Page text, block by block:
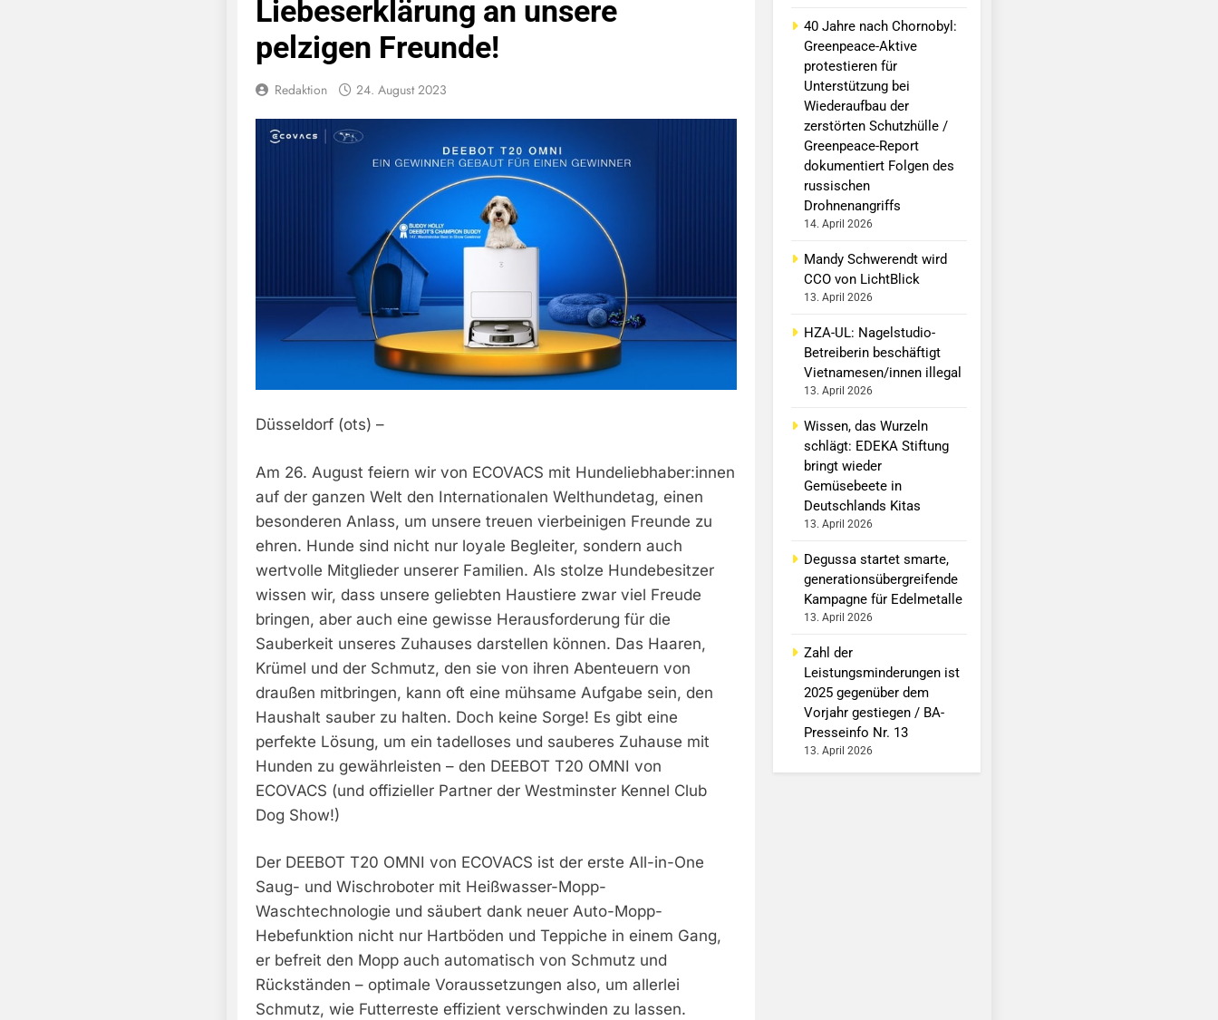
Liebeserklärung an unsere
pelzigen Freunde!
Redaktion 24. August 2023
Düsseldorf (ots) –
Am 26. August feiern wir von ECOVACS mit Hundeliebhaber:innen
auf der ganzen Welt den Internationalen Welthundetag, einen
besonderen Anlass, um unsere treuen vierbeinigen Freunde zu
ehren. Hunde sind nicht nur loyale Begleiter, sondern auch
wertvolle Mitglieder unserer Familien. Als stolze Hundebesitzer
wissen wir, dass unsere geliebten Haustiere zwar viel Freude
bringen, aber auch eine gewisse Herausforderung für die
Sauberkeit unseres Zuhauses darstellen können. Das Haaren,
Krümel und der Schmutz, den sie von ihren Abenteuern von
draußen mitbringen, kann oft eine mühsame Aufgabe sein, den
Haushalt sauber zu halten. Doch keine Sorge! Es gibt eine
perfekte Lösung, um ein tadelloses und sauberes Zuhause mit
Hunden zu gewährleisten – den DEEBOT T20 OMNI von
ECOVACS (und offizieller Partner der Westminster Kennel Club
Dog Show!)
Der DEEBOT T20 OMNI von ECOVACS ist der erste All-in-One
Saug- und Wischroboter mit Heißwasser-Mopp-
Waschtechnologie und säubert dank neuer Auto-Mopp-
Hebefunktion nicht nur Hartböden und Teppiche in einem Gang,
er befreit den Mopp auch automatisch von Schmutz und
Rückständen – optimale Voraussetzungen also, um allerlei
Schmutz, wie Futterreste effizient verschwinden zu lassen.
40 Jahre nach Chornobyl:
Greenpeace-Aktive
protestieren für
Unterstützung bei
Wiederaufbau der
zerstörten Schutzhülle /
Greenpeace-Report
dokumentiert Folgen des
russischen
Drohnenangriffs
14. April 2026
Mandy Schwerendt wird
CCO von LichtBlick
13. April 2026
HZA-UL: Nagelstudio-
Betreiberin beschäftigt
Vietnamesen/innen illegal
13. April 2026
Wissen, das Wurzeln
schlägt: EDEKA Stiftung
bringt wieder
Gemüsebeete in
Deutschlands Kitas
13. April 2026
Degussa startet smarte,
generationsübergreifende
Kampagne für Edelmetalle
13. April 2026
Zahl der
Leistungsminderungen ist
2025 gegenüber dem
Vorjahr gestiegen / BA-
Presseinfo Nr. 13
13. April 2026